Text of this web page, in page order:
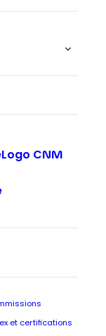
Logo CNM
et certifications